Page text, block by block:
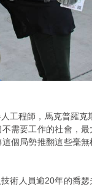
工程師，馬克普羅
需要工作的社會，
個局勢推翻這些毫
術人員逾20年的喬